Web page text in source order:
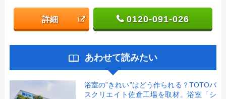
詳細 0120-091-026
あわせて読みたい
浴室の”きれい”はどう作られる？TOTOバ
スクリエイト佐倉工場を取材。浴室「シ